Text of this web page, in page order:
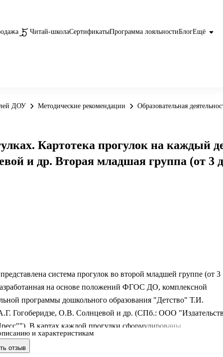
Читай-школаСертификатыПрограмма лояльностиБлогЕщё
ДОУ Методические рекомендации Образовательная
отзыв
система прогулок во второй младшей группе (от 3
на основе положений ФГОС ДО, комплексной
программы дошкольного образования "Детство" Т.И.
Гогоберидзе, О.В. Солнцевой и др. (СПб.: ООО
В картах каждой прогулки сформулированы
цели, определены планируемые результаты - целевые
раскрыта деятельность детей в таких видах, как
и характеристикам
Картотека прогулок на
и др. Вторая младшая группа (от 3